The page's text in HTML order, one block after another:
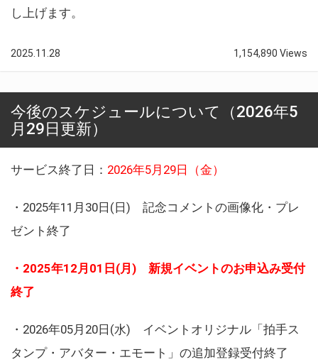
し上げます。
2025.11.28 1,154,890 Views
今後のスケジュールについて（2026年5
月29日更新）
サービス終了日： 2026年5月29日（金）
・2025年11月30日(日) 記念コメントの画像化・プレ
ゼント終了
・2025年12月01日(月) 新規イベントのお申込み受付
終了
・2026年05月20日(水) イベントオリジナル「拍手ス
タンプ・アバター・エモート」の追加登録受付終了